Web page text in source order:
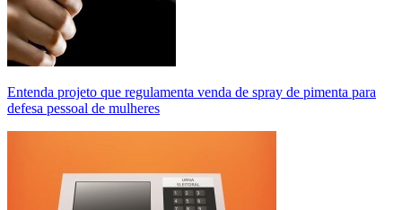
Entenda projeto que regulamenta venda de spray de pimenta para
defesa pessoal de mulheres